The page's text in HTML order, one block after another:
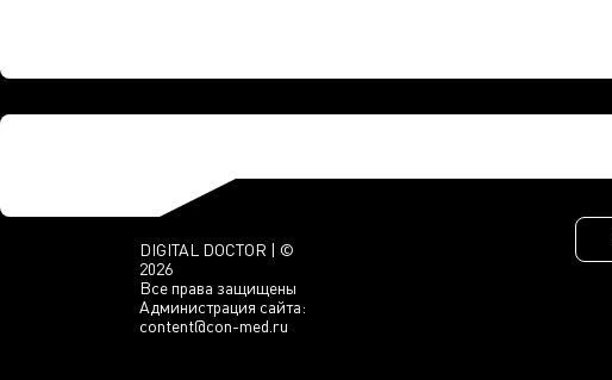
DIGITAL DOCTOR | ©
2026
Все права защищены
Администрация сайта:
content@con-med.ru